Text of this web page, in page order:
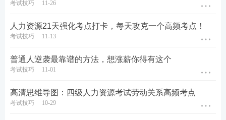
考试技巧 11-26
人力资源21天强化考点打卡，每天攻克一个高频考点！
考试技巧 11-13
普通人逆袭最靠谱的方法，想涨薪你得有这个
考试技巧 11-01
高清思维导图：四级人力资源考试劳动关系高频考点
考试技巧 10-29